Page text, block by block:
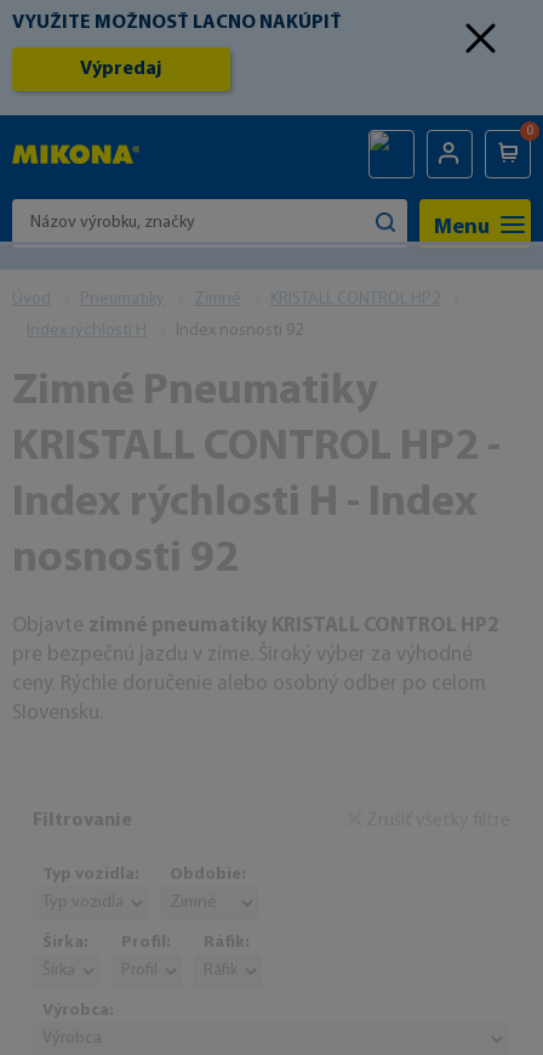
VYUŽITE MOŽNOSŤ LACNO NAKÚPIŤ
Výpredaj
0
Menu
Úvod Pneumatiky Zimné
KRISTALL CONTROL HP2
Index rýchlosti H
Index nosnosti 92
Zimné Pneumatiky
KRISTALL CONTROL HP2 -
Index rýchlosti H - Index
nosnosti 92
Objavte zimné pneumatiky KRISTALL CONTROL HP2
pre bezpečnú jazdu v zime. Široký výber za výhodné
ceny. Rýchle doručenie alebo osobný odber po celom
Slovensku.
Filtrovanie
Typ vozidla: Obdobie:
Šírka: Profil: Ráfik:
Výrobca: